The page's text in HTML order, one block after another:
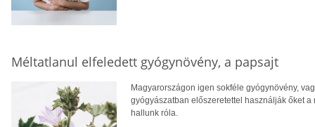
Méltatlanul elfeledett gyógynövény, a papsajt
Magyarországon igen sokféle gyógynövény,
gyógyászatban előszeretettel használják őket
hallunk róla.